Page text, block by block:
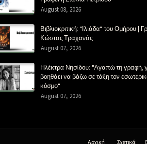
August 08, 2026
Βιβλιοκριτική: "Ιλιάδα" του Ομήρου |
Κώστας Τραχανάς
August 07, 2026
Ηλέκτρα Νησίδου: "Αγαπώ τη γραφή,
βοηθάει να βάζω σε τάξη τον
κόσμο"
August 07, 2026
Αρχική Σχετικά